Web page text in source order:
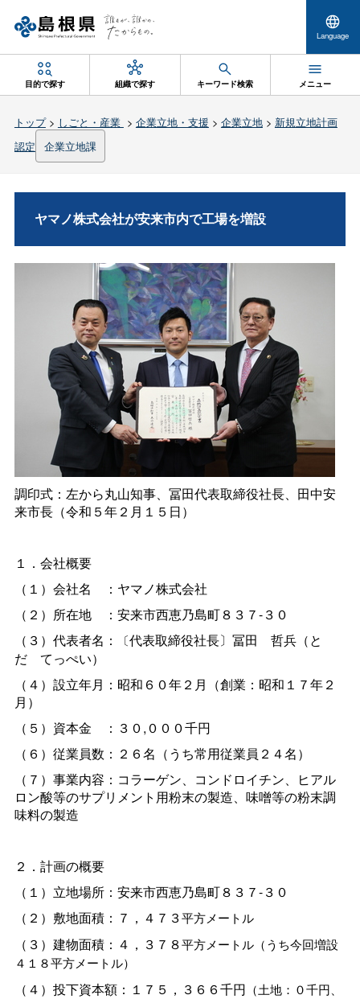
Language
目的で探す 組織で探す キーワード検索 メニュー
トップ> しごと・産業 > 企業立地・支援 > 企業立地> 新規立地計画
認定
企業立地課
ヤマノ株式会社が安来市内で工場を増設
調印式：左から丸山知事、冨田代表取締役社長、田中安
来市長（令和５年２月１５日）
１．会社概要
（１）会社名
：ヤマノ株式会社
（２）所在地
：安来市西恵乃島町８３７-３０
（３）代表者名：
〔代表取締役社長〕冨田 哲兵（と
だ てっぺい）
（４）設立年月：昭和６０年２月（創業：昭和１７年２
月）
（５）資本金
：３０,０００千円
（６）従業員数：２６名（うち常用従業員２４名）
（７）事業内容：コラーゲン、コンドロイチン、ヒアル
ロン酸等のサプリメント用粉末の製造、味噌等の粉末調
味料の製造
２．計画の概要
（１）立地場所：安来市西恵乃島町８３７-３０
（２）敷地面積：７，４７３平方メートル
（３）建物面積：４，３７８平方メートル（うち今回増設
４１８平方メートル）
（４）投下資本額：１７５，３６６千円 （土地：０千円、